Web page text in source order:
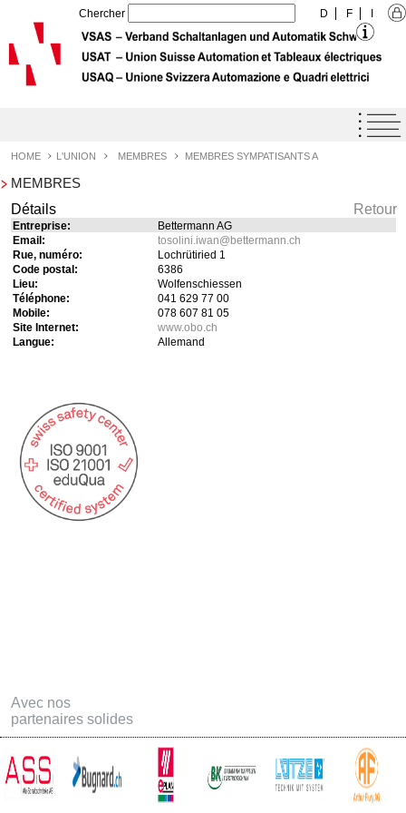
Chercher D F
Agenda
Label de qualité USAT
Prestations
L'Union
Profil de l'Union
Objectifs de l'Union
Organisation
Membres
Statuts USAT
Postes ouvertes
Formation
HOME L'UNION MEMBRES MEMBRES SYMPATISANTS A
MEMBRES
Détails
Retour
Entreprise:
Bettermann AG
Email:
tosolini.iwan@ bettermann.ch
Rue, numéro:
Lochrütiried 1
Code postal:
6386
Lieu:
Wolfenschiessen
Téléphone:
041 629 77 00
Mobile:
078 607 81 05
Site Internet:
www.obo.ch
Langue:
Allemand
Avec nos
partenaires solides